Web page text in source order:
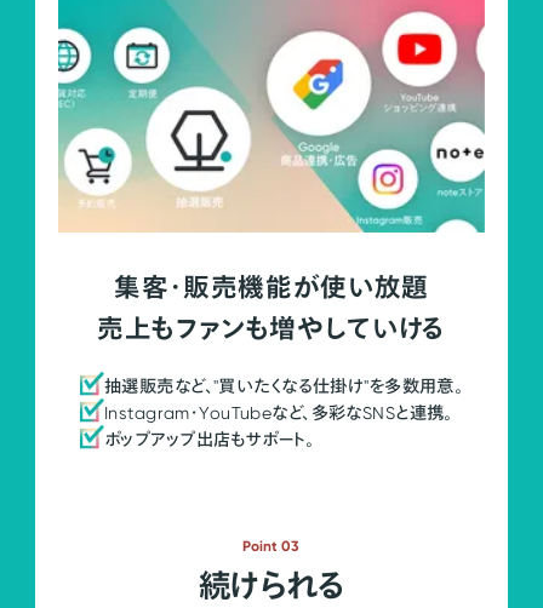
集客・販売機能が使い放題
売上もファンも増やしていける
抽選販売など、"買いたくなる仕掛け"を多数用意。
Instagram・YouTubeなど、多彩なSNSと連携。
ポップアップ出店もサポート。
Point 03
続けられる